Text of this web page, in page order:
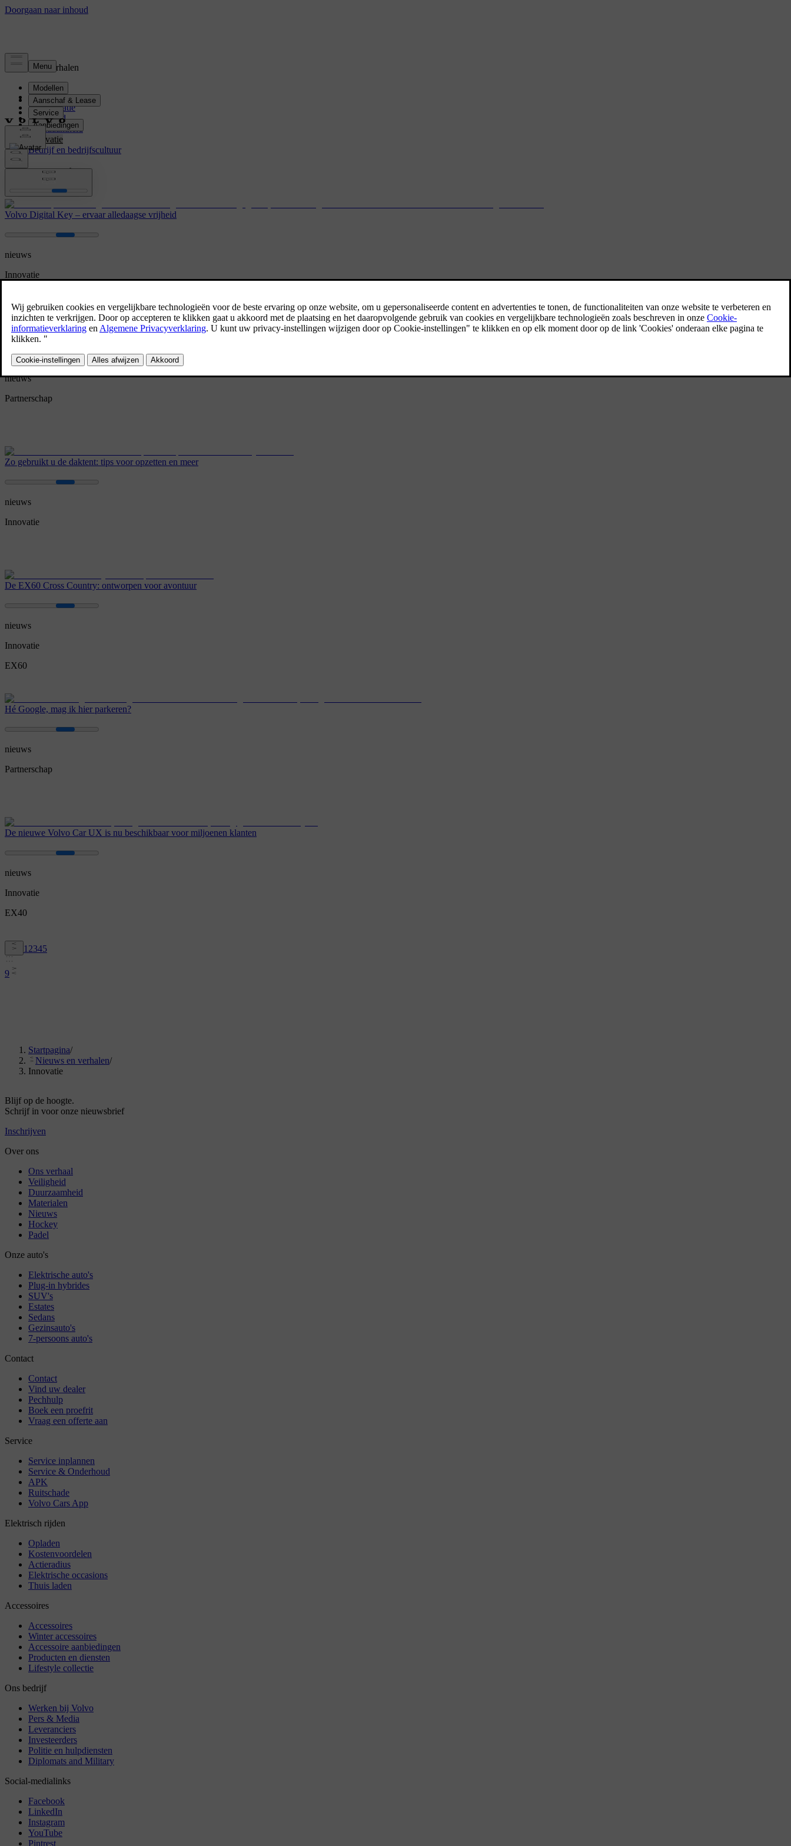
Nieuws en verhalen
Nieuwste
Elektrificatie
Veiligheid
Duurzaamheid
Innovatie
Bedrijf en bedrijfscultuur
Innovatie
Volvo Digital Key – ervaar alledaagse vrijheid
nieuws
Innovatie
Apple Music wordt beschikbaar voor meer dan twee miljoen Volvo's, met ...
nieuws
Partnerschap
Zo gebruikt u de daktent: tips voor opzetten en meer
nieuws
Innovatie
De EX60 Cross Country: ontworpen voor avontuur
nieuws
Innovatie
EX60
Hé Google, mag ik hier parkeren?
nieuws
Partnerschap
De nieuwe Volvo Car UX is nu beschikbaar voor miljoenen klanten
nieuws
Innovatie
EX40
1 2345
9
Startpagina/
Nieuws en verhalen/
Innovatie